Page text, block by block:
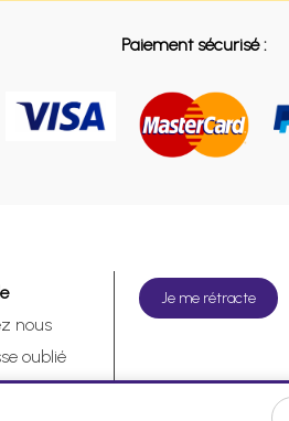
Paiement sécurisé :
nous
oublié
Je me rétracte